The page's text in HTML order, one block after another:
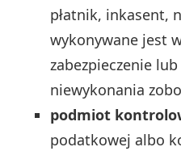
płatnik, inkasent,
wykonywane jest
zabezpieczenie
niewykonania
podmiot
podatkowej albo